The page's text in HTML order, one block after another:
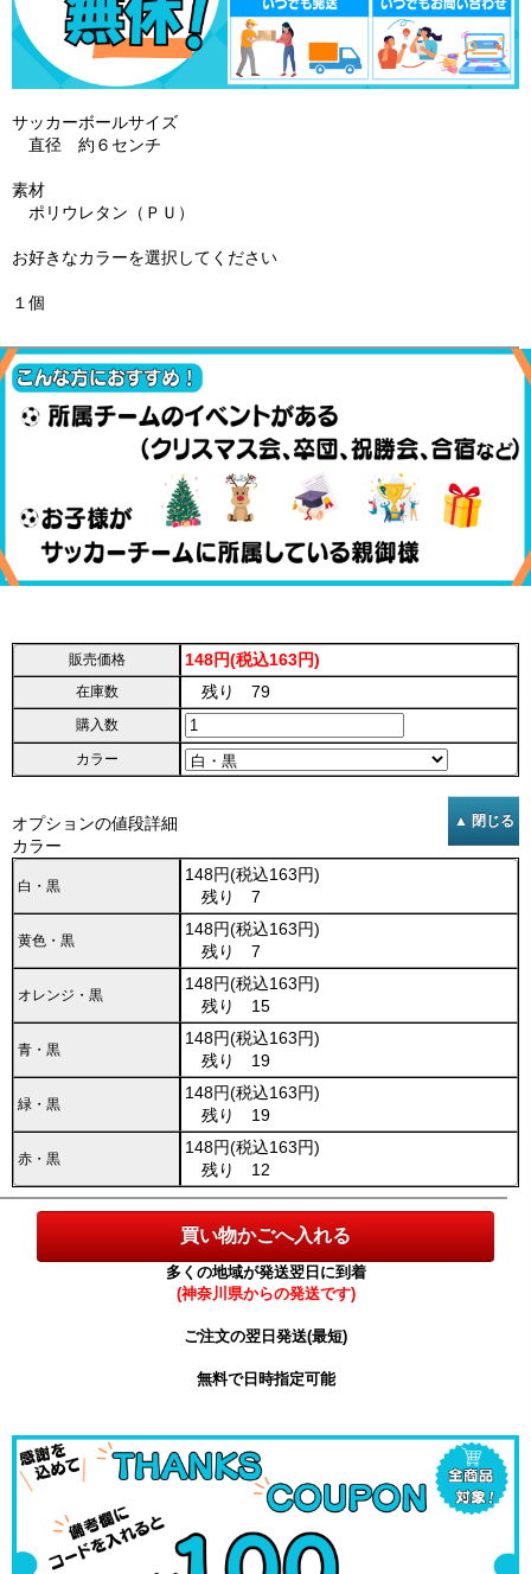
サッカーボールサイズ
直径 約６センチ
素材
ポリウレタン（ＰＵ）
お好きなカラーを選択してください
１個
販売価格 148円(税込163円)
在庫数 残り 79
購入数
カラー
オプションの値段詳細
カラー
白・黒
148円(税込163円)
残り 7
黄色・黒
148円(税込163円)
残り 7
オレンジ・黒
148円(税込163円)
残り 15
青・黒
148円(税込163円)
残り 19
緑・黒
148円(税込163円)
残り 19
赤・黒
148円(税込163円)
残り 12
多くの地域が発送翌日に到着
(神奈川県からの発送です)
ご注文の翌日発送(最短)
無料で日時指定可能